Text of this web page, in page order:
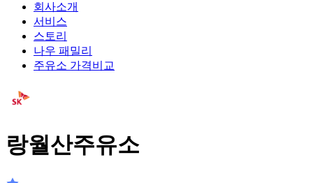
회사소개
서비스
스토리
나우 패밀리
주유소 가격비교
랑월산주유소